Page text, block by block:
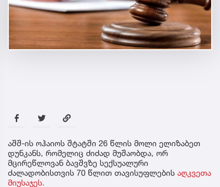
აშშ-ის ოჰაიოს შტატში 26 წლის მოლი ელიზაბეთ
დუნკანს, რომელიც ძიძად მუშაობდა, ორ
მცირეწლოვან ბავშვზე სექსუალური
ძალადობისთვის 70 წლით თავისუფლების აღკვეთა
მიუსაჯეს.